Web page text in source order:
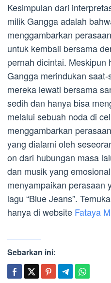
Kesimpulan dari
milik Gangga adalah
menggambarkan
untuk kembali bersama
pernah dicintai. Meskipun
Gangga merindukan
mereka lewati bersama
sedih dan hanya bisa
melalui sebuah noda di
menggambarkan
yang dialami oleh
on dari hubungan masa
dan musik yang
menyampaikan perasaan
lagu “Blue Jeans”.
hanya di website Fataya
Sebarkan ini: